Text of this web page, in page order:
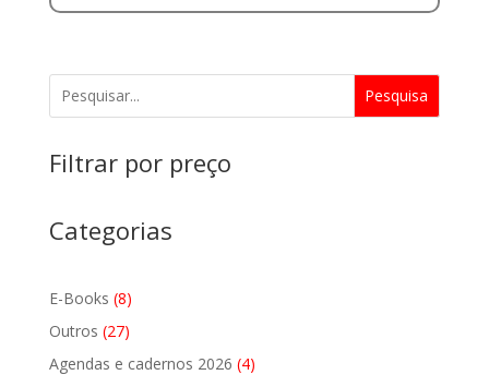
Pesquisa
Filtrar por preço
Categorias
E-Books 88
produtos
Outros 2727
produtos
Agendas e cadernos 2026 44